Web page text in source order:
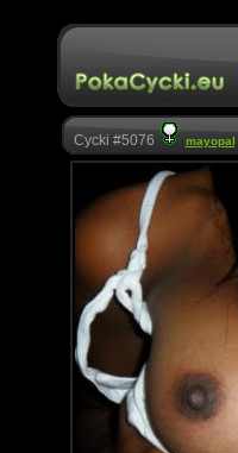
Cycki #5076 mayopal